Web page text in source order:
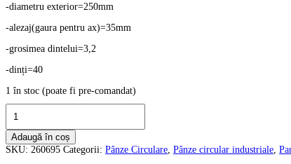
-diametru exterior=250mm
-alezaj(gaura pentru ax)=35mm
-grosimea dintelui=3,2
-dinți=40
1 în stoc (poate fi pre-comandat)
Cantitate
Pânza
circular
CMT
pentru
Adaugă în coș
SKU: 260695 Categorii: Pânze Circulare Pânze circular industriale